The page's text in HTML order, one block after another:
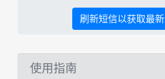
刷新短信以获取最
使用指南